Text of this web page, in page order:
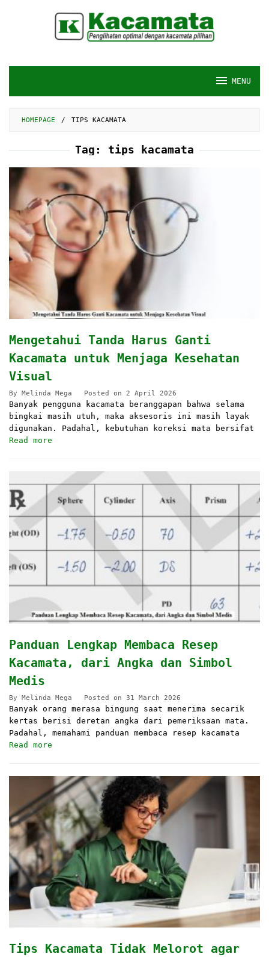
MENU
HOMEPAGE / TIPS KACAMATA
Tag: tips kacamata
Mengetahui Tanda Harus Ganti
Kacamata untuk Menjaga Kesehatan
Visual
By Melinda Mega Posted on 2 April 2026
Banyak pengguna kacamata beranggapan bahwa selama
bingkai masih utuh, maka aksesoris ini masih layak
digunakan. Padahal, kebutuhan koreksi mata bersifat
Read more
Panduan Lengkap Membaca Resep
Kacamata, dari Angka dan Simbol
Medis
By Melinda Mega Posted on 31 March 2026
Banyak orang merasa bingung saat menerima secarik
kertas berisi deretan angka dari pemeriksaan mata.
Padahal, memahami panduan membaca resep kacamata
Read more
Tips Kacamata Tidak Melorot agar